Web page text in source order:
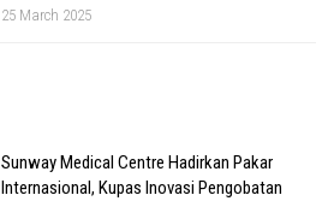
25 March 2025
Sunway Medical Centre Hadirkan Pakar
Internasional, Kupas Inovasi Pengobatan